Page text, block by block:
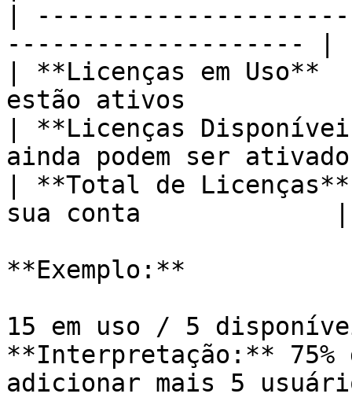
|
-------------------- |
| **Licenças em
estão ativos
| **Licenças
ainda podem ser
| **Total de
sua conta             |
**Exemplo:**
15 em uso / 5
**Interpretação:** 75%
adicionar mais 5